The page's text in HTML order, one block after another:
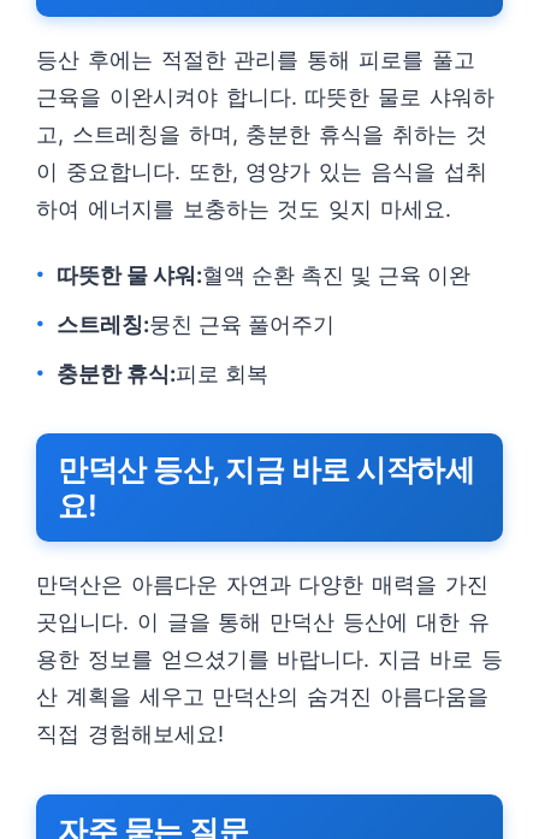
등산 후에는 적절한 관리를 통해 피로를 풀고
근육을 이완시켜야 합니다. 따뜻한 물로 샤워하
고, 스트레칭을 하며, 충분한 휴식을 취하는 것
이 중요합니다. 또한, 영양가 있는 음식을 섭취
하여 에너지를 보충하는 것도 잊지 마세요.
따뜻한 물 샤워:혈액 순환 촉진 및 근육 이완
스트레칭:뭉친 근육 풀어주기
충분한 휴식:피로 회복
만덕산 등산, 지금 바로 시작하세
요!
만덕산은 아름다운 자연과 다양한 매력을 가진
곳입니다. 이 글을 통해 만덕산 등산에 대한 유
용한 정보를 얻으셨기를 바랍니다. 지금 바로 등
산 계획을 세우고 만덕산의 숨겨진 아름다움을
직접 경험해보세요!
자주 묻는 질문